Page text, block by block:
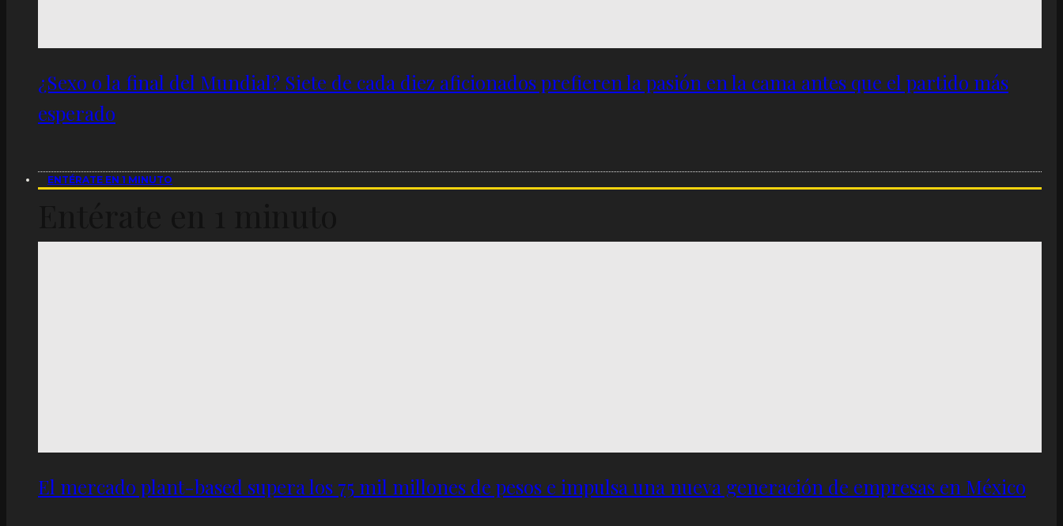
¿Sexo o la final del Mundial? Siete de cada diez aficionados prefieren la pasión en la cama antes que el partido más
esperado
ENTÉRATE EN 1 MINUTO
El mercado plant-based supera los 75 mil millones de pesos e impulsa una nueva generación de empresas en México